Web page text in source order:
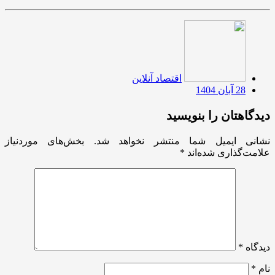
اقتصاد آنلاین
28 آبان 1404
دیدگاهتان را بنویسید
نشانی ایمیل شما منتشر نخواهد شد.
بخش‌های موردنیاز
علامت‌گذاری شده‌اند *
دیدگاه *
نام *